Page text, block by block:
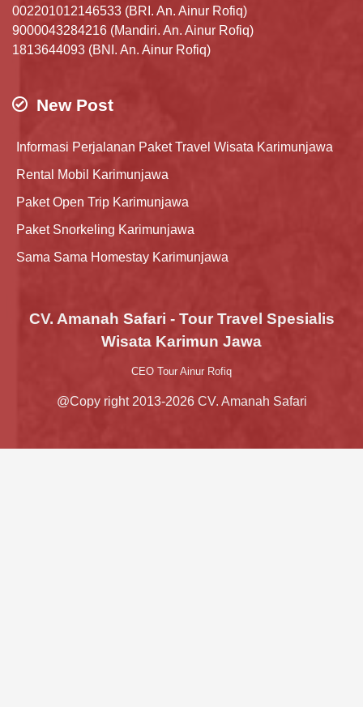
002201012146533 (BRI. An. Ainur Rofiq)
9000043284216 (Mandiri. An. Ainur Rofiq)
1813644093 (BNI. An. Ainur Rofiq)
New Post
Informasi Perjalanan Paket Travel Wisata Karimunjawa
Rental Mobil Karimunjawa
Paket Open Trip Karimunjawa
Paket Snorkeling Karimunjawa
Sama Sama Homestay Karimunjawa
CV. Amanah Safari - Tour Travel Spesialis
Wisata Karimun Jawa
CEO Tour Ainur Rofiq
@Copy right 2013-2026 CV. Amanah Safari